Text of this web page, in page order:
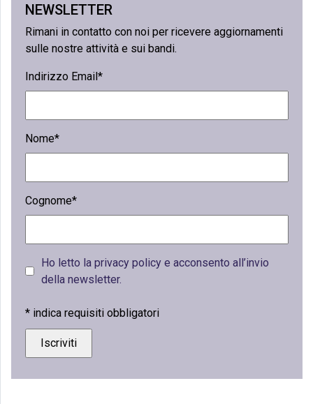
NEWSLETTER
Rimani in contatto con noi per ricevere aggiornamenti
sulle nostre attività e sui bandi.
Indirizzo Email*
Nome*
Cognome*
Ho letto la privacy policy e acconsento all’invio
della newsletter.
* indica requisiti obbligatori